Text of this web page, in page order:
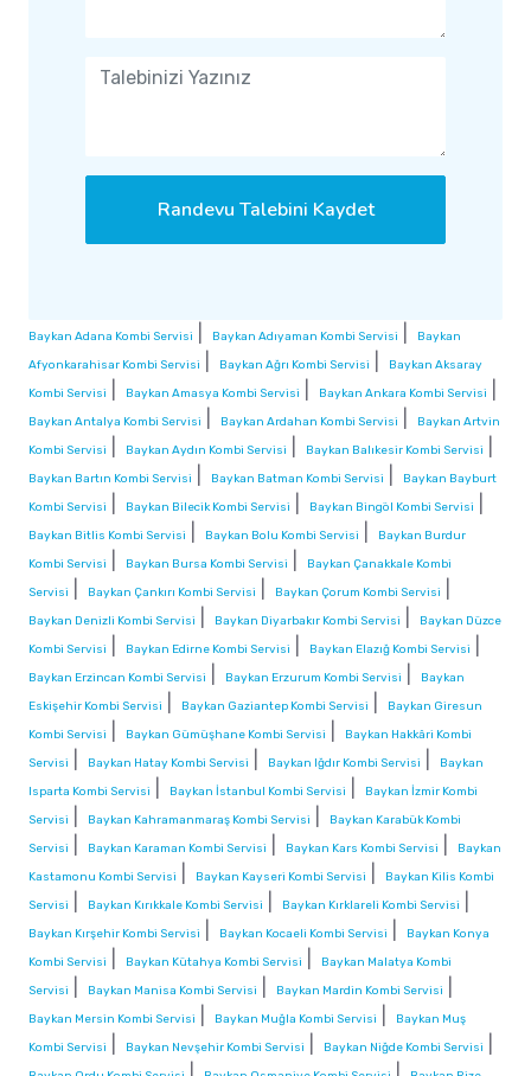
Randevu Talebini Kaydet
Baykan Adana Kombi Servisi Baykan Adıyaman Kombi Servisi
Baykan
Afyonkarahisar Kombi Servisi
Baykan Ağrı Kombi Servisi
Baykan Aksaray
Kombi Servisi
Baykan Amasya Kombi Servisi Baykan Ankara Kombi Servisi
Baykan Antalya Kombi Servisi Baykan Ardahan Kombi Servisi
Baykan Artvin
Kombi Servisi
Baykan Aydın Kombi Servisi Baykan Balıkesir Kombi Servisi
Baykan Bartın Kombi Servisi Baykan Batman Kombi Servisi
Baykan Bayburt
Kombi Servisi
Baykan Bilecik Kombi Servisi Baykan Bingöl Kombi Servisi
Baykan Bitlis Kombi Servisi Baykan Bolu Kombi Servisi
Baykan Burdur
Kombi Servisi
Baykan Bursa Kombi Servisi
Baykan Çanakkale Kombi
Servisi
Baykan Çankırı Kombi Servisi Baykan Çorum Kombi Servisi
Baykan Denizli Kombi Servisi Baykan Diyarbakır Kombi Servisi
Baykan Düzce
Kombi Servisi
Baykan Edirne Kombi Servisi Baykan Elazığ Kombi Servisi
Baykan Erzincan Kombi Servisi Baykan Erzurum Kombi Servisi
Baykan
Eskişehir Kombi Servisi
Baykan Gaziantep Kombi Servisi
Baykan Giresun
Kombi Servisi
Baykan Gümüşhane Kombi Servisi
Baykan Hakkâri Kombi
Servisi
Baykan Hatay Kombi Servisi Baykan Iğdır Kombi Servisi
Baykan
Isparta Kombi Servisi
Baykan İstanbul Kombi Servisi
Baykan İzmir Kombi
Servisi
Baykan Kahramanmaraş Kombi Servisi
Baykan Karabük Kombi
Servisi
Baykan Karaman Kombi Servisi Baykan Kars Kombi Servisi
Baykan
Kastamonu Kombi Servisi
Baykan Kayseri Kombi Servisi
Baykan Kilis Kombi
Servisi
Baykan Kırıkkale Kombi Servisi Baykan Kırklareli Kombi Servisi
Baykan Kırşehir Kombi Servisi Baykan Kocaeli Kombi Servisi
Baykan Konya
Kombi Servisi
Baykan Kütahya Kombi Servisi
Baykan Malatya Kombi
Servisi
Baykan Manisa Kombi Servisi Baykan Mardin Kombi Servisi
Baykan Mersin Kombi Servisi Baykan Muğla Kombi Servisi
Baykan Muş
Kombi Servisi
Baykan Nevşehir Kombi Servisi Baykan Niğde Kombi Servisi